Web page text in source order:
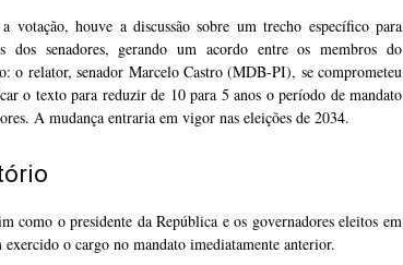
votação, houve a discussão sobre um trecho específico para
dos senadores, gerando um acordo entre os membros do
o relator, senador Marcelo Castro (MDB-PI), se comprometeu
o texto para reduzir de 10 para 5 anos o período de mandato
A mudança entraria em vigor nas eleições de 2034.
como o presidente da República e os governadores eleitos em
o cargo no mandato imediatamente anterior.